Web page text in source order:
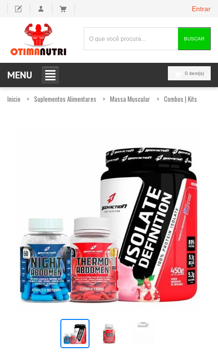
Entrar
BUSCAR
0 item(s)
MENU
Inicio Suplementos Alimentares Massa Muscular Combos | Kits